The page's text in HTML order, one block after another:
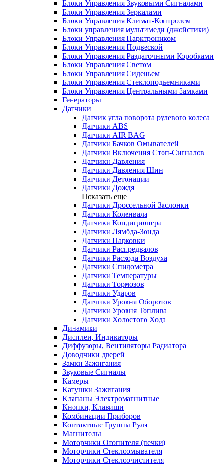
Блоки Управления Звуковыми Сигналами
Блоки Управления Зеркалами
Блоки Управления Климат-Контролем
Блоки управления мультимеди (джойстики)
Блоки Управления Парктроником
Блоки Управления Подвеской
Блоки Управления Раздаточными Коробками
Блоки Управления Светом
Блоки Управления Сиденьем
Блоки Управления Стеклоподъемниками
Блоки Управления Центральными Замками
Генераторы
Датчики
Датчик угла поворота рулевого колеса
Датчики ABS
Датчики AIR BAG
Датчики Бачков Омывателей
Датчики Включения Стоп-Сигналов
Датчики Давления
Датчики Давления Шин
Датчики Детонации
Датчики Дождя
Показать еще
Датчики Дроссельной Заслонки
Датчики Коленвала
Датчики Кондиционера
Датчики Лямбда-Зонда
Датчики Парковки
Датчики Распредвалов
Датчики Расхода Воздуха
Датчики Спидометра
Датчики Температуры
Датчики Тормозов
Датчики Ударов
Датчики Уровня Оборотов
Датчики Уровня Топлива
Датчики Холостого Хода
Динамики
Дисплеи, Индикаторы
Диффузоры, Вентиляторы Радиатора
Доводчики дверей
Замки Зажигания
Звуковые Сигналы
Камеры
Катушки Зажигания
Клапаны Электромагнитные
Кнопки, Клавиши
Комбинации Приборов
Контактные Группы Руля
Магнитолы
Моторчики Отопителя (печки)
Моторчики Стеклоомывателя
Моторчики Стеклоочистителя